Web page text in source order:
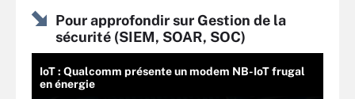
Pour approfondir sur Gestion de la
sécurité (SIEM, SOAR, SOC)
IoT : Qualcomm présente un modem NB-IoT frugal
en énergie